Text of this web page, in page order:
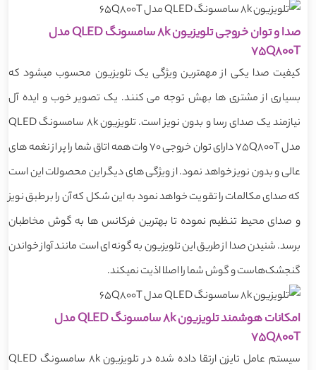
صدا و توان خروجی تلویزیون 8k سامسونگ QLED مدل
75Q800T
کیفیت صدا یکی از مهمترین ویژگی یک تلویزیون محسوب میشود که
بسیاری از مشتری ها بهش توجه می کنند. یک تصویر خوب و ایده آل
نیازمند یک صدای رسا و بدون نویز است. تلویزیون 8k سامسونگ QLED
مدل 75Q800T دارای توان خروجی 70 وات همه اتاق شما را پر از نغمه های
عالی و بدون نویز خواهد نمود. از ویژگی های دیگر این محصولات این است
که صدای مکالمات را تقویت خواهد نمود به این شکل که آن را بر طبق نویز
و صدای محیط تنظیم نموده تا بهترین فرکانس ها به گوش مخاطبان
برسد. شنیدن صدا از طریق این تلویزیون به گونه ای است مانند آواز خواندن
گنجشک‌هاست و گوش شما را اصلا اذیت نمیکند.
امکانات هوشمند تلویزیون 8k سامسونگ QLED مدل
75Q800T
سیستم عامل تایزن ارتقا داده شده در تلویزیون 8k سامسونگ QLED